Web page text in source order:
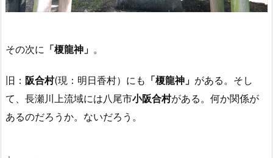
その次に 「榎龍神」 。
旧： 阪合村(現：明日香村）にも 「榎龍神」 がある。そし
て、長瀬川上流域には八尾市小阪合村がある。何か関係が
あるのだろうか。ないだろう。